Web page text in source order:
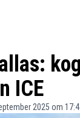
ICE
2025 om